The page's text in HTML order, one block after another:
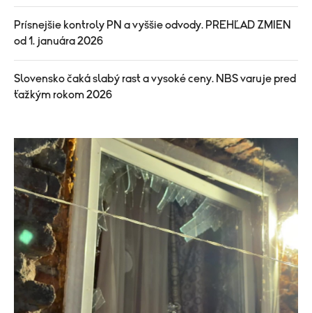
Prísnejšie kontroly PN a vyššie odvody. PREHĽAD ZMIEN
od 1. januára 2026
Slovensko čaká slabý rast a vysoké ceny. NBS varuje pred
ťažkým rokom 2026